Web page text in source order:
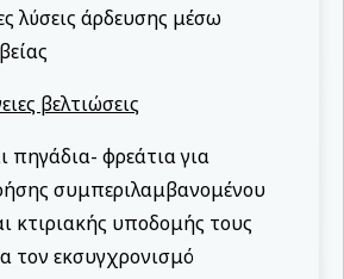
λύσεις άρδευσης μέσω
βελτιώσεις
πηγάδια- φρεάτια για
συμπεριλαμβανομένου
κτιριακής υποδομής τους
τον εκσυγχρονισμό